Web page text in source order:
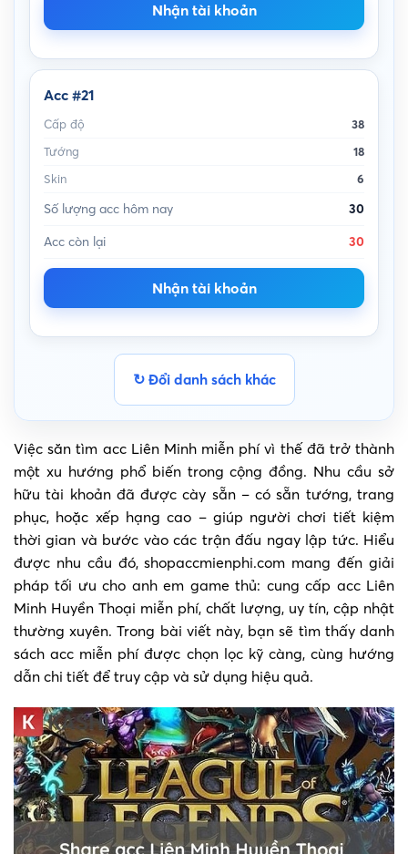
Nhận tài khoản
Acc #21
Cấp độ
38
Tướng
18
Skin
6
Số lượng acc hôm nay
30
Acc còn lại
30
Nhận tài khoản
↻ Đổi danh sách khác
Việc săn tìm acc Liên Minh miễn phí vì thế đã trở thành
một xu hướng phổ biến trong cộng đồng. Nhu cầu sở
hữu tài khoản đã được cày sẵn – có sẵn tướng, trang
phục, hoặc xếp hạng cao – giúp người chơi tiết kiệm
thời gian và bước vào các trận đấu ngay lập tức. Hiểu
được nhu cầu đó, shopaccmienphi.com mang đến giải
pháp tối ưu cho anh em game thủ: cung cấp acc Liên
Minh Huyền Thoại miễn phí, chất lượng, uy tín, cập nhật
thường xuyên. Trong bài viết này, bạn sẽ tìm thấy danh
sách acc miễn phí được chọn lọc kỹ càng, cùng hướng
dẫn chi tiết để truy cập và sử dụng hiệu quả.